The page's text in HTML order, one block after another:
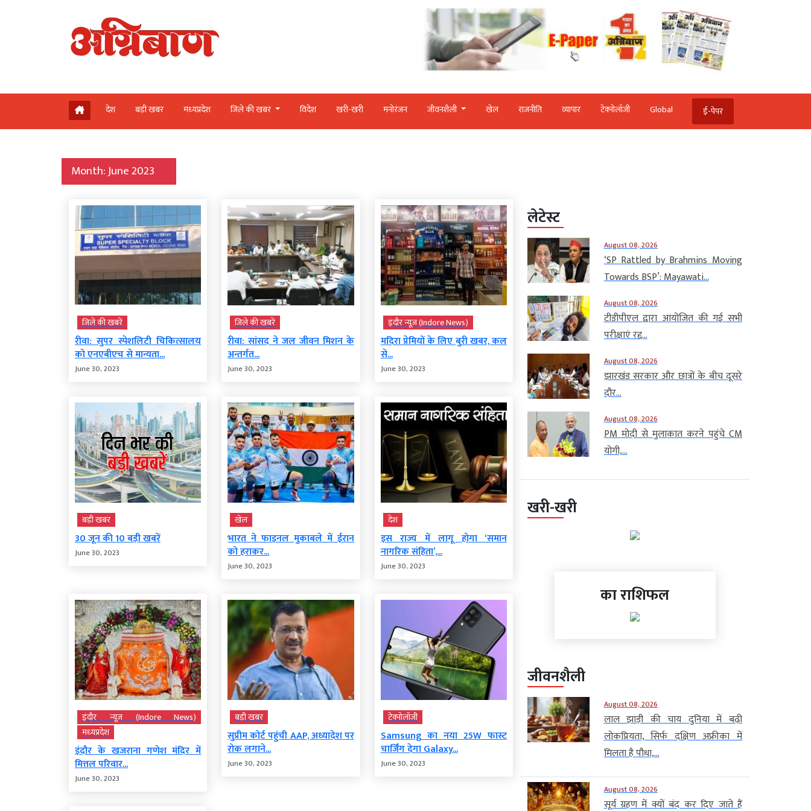
देश बड़ी खबर मध्‍यप्रदेश जिले की खबर विदेश खरी-खरी मनोरंजन जीवनशैली खेल राजनीति व्‍यापार टेक्‍नोलॉजी Global ई-पेपर
Month:June 2023
जिले की खबरें
रीवा: सुपर स्पेशलिटी चिकित्सालय
को एनएबीएच से मान्यता...
June 30, 2023
जिले की खबरें
रीवा: सांसद ने जल जीवन मिशन के
अन्तर्गत...
June 30, 2023
इंदौर न्यूज़ (Indore News)
मदिरा प्रेमियों के लिए बुरी खबर, कल
से...
June 30, 2023
बड़ी खबर
30 जून की 10 बड़ी खबरें
June 30, 2023
खेल
भारत ने फाइनल मुकाबले में ईरान
को हराकर...
June 30, 2023
देश
इस राज्य में लागू होगा ‘समान
नागरिक संहिता’,...
June 30, 2023
इंदौर न्यूज़ (Indore News)
मध्‍यप्रदेश
इंदौर के खजराना गणेश मंदिर में
मित्तल परिवार...
June 30, 2023
बड़ी खबर
सुप्रीम कोर्ट पहुंची AAP, अध्यादेश पर
रोक लगाने...
June 30, 2023
टेक्‍नोलॉजी
Samsung का नया 25W फास्ट
चार्जिंग देगा Galaxy...
June 30, 2023
लेटेस्ट
August 08, 2026
‘SP Rattled by Brahmins Moving
Towards BSP’: Mayawati...
August 08, 2026
टीडीपीएल द्वारा आयोजित की गई सभी
परीक्षाएं रद्द...
August 08, 2026
झारखंड सरकार और छात्रों के बीच दूसरे
दौर...
August 08, 2026
PM मोदी से मुलाकात करने पहुंचे CM
योगी,...
खरी-खरी
का राशिफल
जीवनशैली
August 08, 2026
लाल झाड़ी की चाय दुनिया में बढ़ी
लोकप्रियता, सिर्फ दक्षिण अफ्रीका में
मिलता है पौधा,...
August 08, 2026
सूर्य ग्रहण में क्यों बंद कर दिए जाते हैं